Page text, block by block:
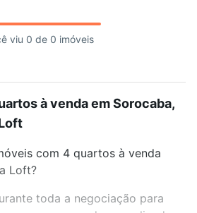
viu 0 de 0 imóveis
à venda em Sorocaba,
com 4 quartos à venda
Loft?
toda a negociação para